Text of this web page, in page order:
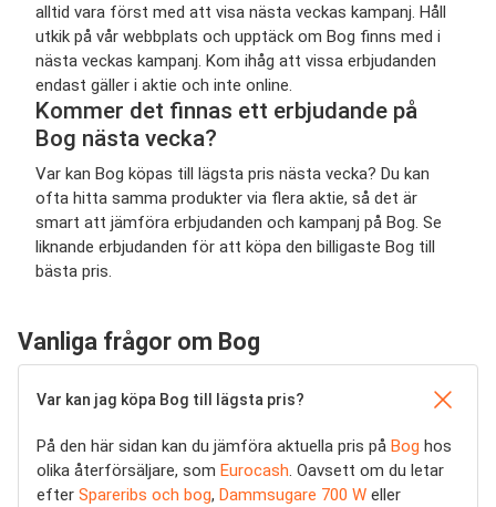
alltid vara först med att visa nästa veckas kampanj. Håll
utkik på vår webbplats och upptäck om Bog finns med i
nästa veckas kampanj. Kom ihåg att vissa erbjudanden
endast gäller i aktie och inte online.
Kommer det finnas ett erbjudande på
Bog nästa vecka?
Var kan Bog köpas till lägsta pris nästa vecka? Du kan
ofta hitta samma produkter via flera aktie, så det är
smart att jämföra erbjudanden och kampanj på Bog. Se
liknande erbjudanden för att köpa den billigaste Bog till
bästa pris.
Vanliga frågor om Bog
Var kan jag köpa Bog till lägsta pris?
På den här sidan kan du jämföra aktuella pris på Bog hos
olika återförsäljare, som Eurocash. Oavsett om du letar
efter Spareribs och bog, Dammsugare 700 W eller